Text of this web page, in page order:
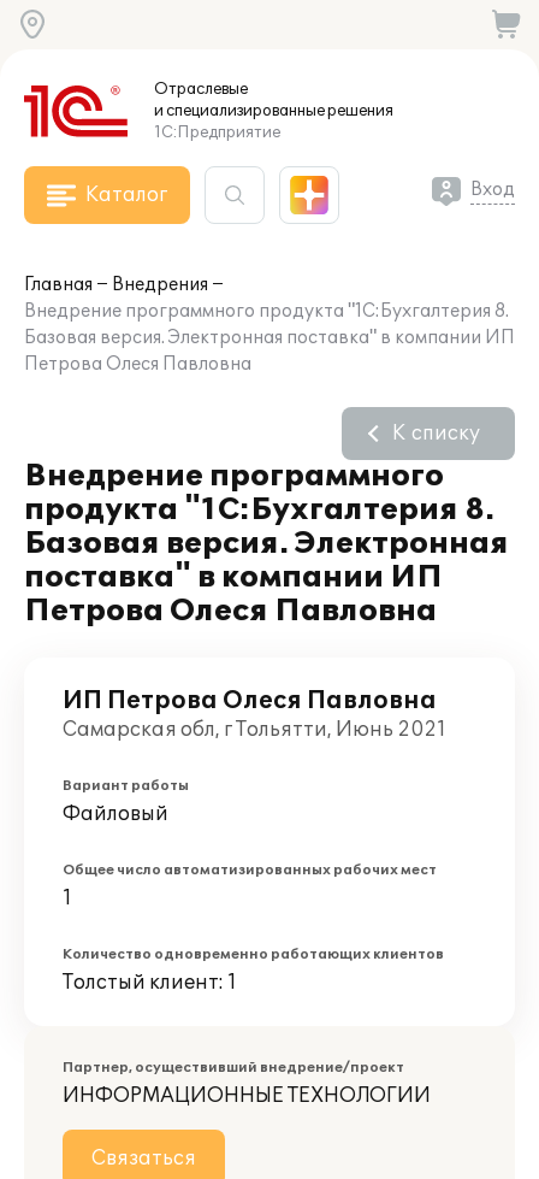
Отраслевые
и специализированныерешения
1С:Предприятие
Каталог Вход
Главная
Внедрения
Внедрение программного продукта "1С:Бухгалтерия 8.
Базовая версия. Электронная поставка" в компании ИП
Петрова Олеся Павловна
Внедрение программного
продукта "1С:Бухгалтерия 8.
Базовая версия. Электронная
поставка" в компании ИП
Петрова Олеся Павловна
К списку
ИП Петрова Олеся Павловна
Самарская обл, г Тольятти, Июнь 2021
Вариант работы
Файловый
Общее число автоматизированных рабочих мест
1
Количество одновременно работающих клиентов
Толстый клиент: 1
Партнер, осуществивший внедрение/проект
ИНФОРМАЦИОННЫЕ ТЕХНОЛОГИИ
Связаться